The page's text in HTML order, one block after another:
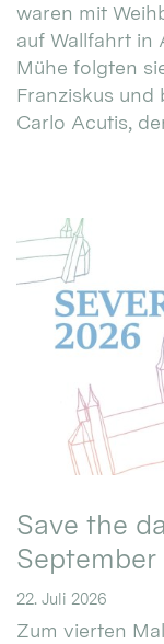
waren mit
auf Wallfahrt in
Mühe folgten
Franziskus und
Carlo Acutis,
Save the
22. Juli 2026
Zum vierten